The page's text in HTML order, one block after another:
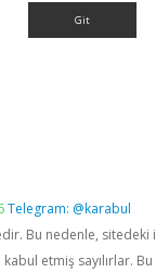
Telegram: @karabul
Bu nedenle,
etmiş sayılırlar.